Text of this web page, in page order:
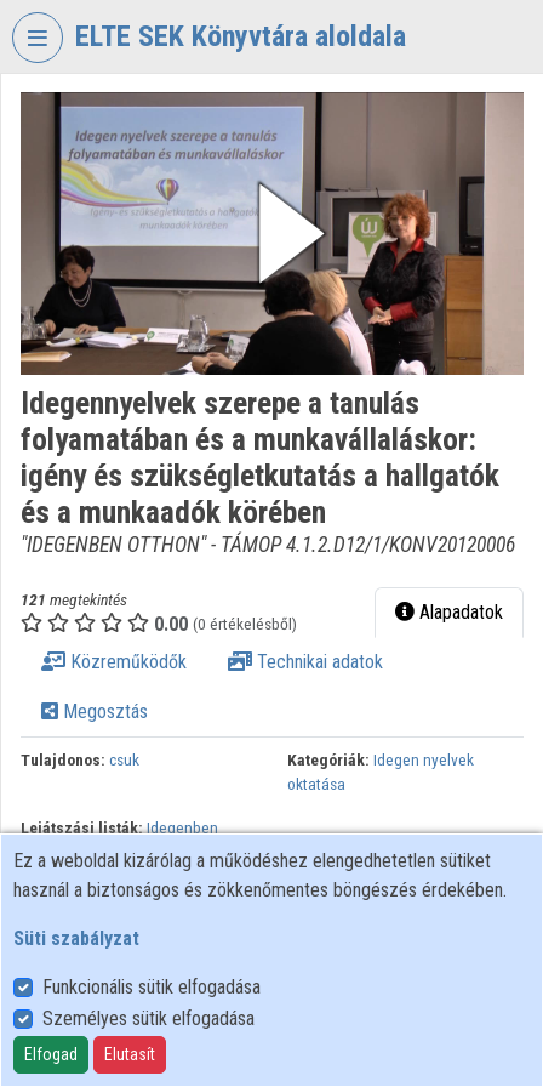
Fejléc kihagyása
ELTE SEK Könyvtára aloldala
VIDEOTORIUM
ELTE
KÖNYVTÁR
LEVÉLTÁR
Intézményi kezdőlap
Bejelentkezés
Intézményi felfedezés
Kategóriák
Intézmények
Közreműködők
Idegennyelvek szerepe a tanulás
folyamatában és a munkavállaláskor:
igény és szükségletkutatás a hallgatók
és a munkaadók körében
"IDEGENBEN OTTHON" - TÁMOP 4.1.2.D12/1/KONV20120006
121 megtekintés
0.00 (0 értékelésből) Alapadatok
Közreműködők Technikai adatok
Megosztás
Tulajdonos: csuk Kategóriák: Idegen nyelvek
oktatása
Lejátszási listák:Idegenben
Otthon - TÁMOP 4.1.2.D-
rendezvények
Idegennyelvek szerepe a tanulás folyamatában és a
munkavállaláskor: igény és szükségletkutatás a hallgatók és a
munkaadók körében / Bognárné Lovász Katalin. - Szombathely :
NymE SEK, 2013. "IDEGENBEN OTTHON" - TÁMOP
4.1.2.D12/1/KONV20120006 - A szakmai idegennyelvi és az
Ez a weboldal kizárólag a működéshez elengedhetetlen sütiket
használ a biztonságos és zökkenőmentes böngészés érdekében.
Süti szabályzat
Funkcionális sütik elfogadása
Személyes sütik elfogadása
Elfogad Elutasít